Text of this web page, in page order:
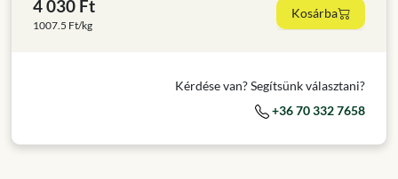
4 030 Ft
1007.5 Ft/kg
Kosárba
Kérdése van? Segítsünk választani?
+36 70 332 7658